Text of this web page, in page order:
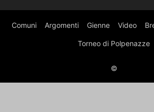
Comuni Argomenti Gienne Video
Torneo di Polpenazze
©